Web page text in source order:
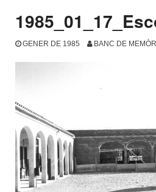
GENER DE 1985 BANC DE